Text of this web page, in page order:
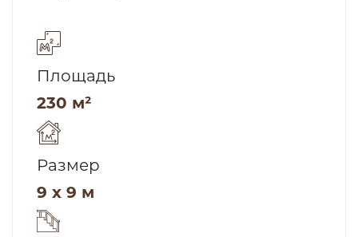
Площадь
230 м²
Размер
9 x 9 м